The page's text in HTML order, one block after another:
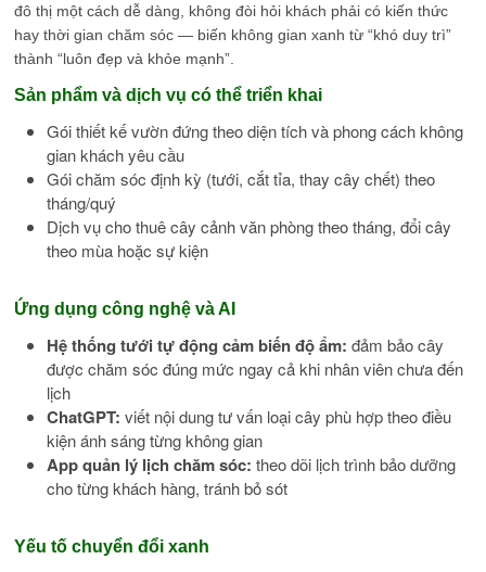
đô thị một cách dễ dàng, không đòi hỏi khách phải có kiến thức
hay thời gian chăm sóc — biến không gian xanh từ “khó duy trì”
thành “luôn đẹp và khỏe mạnh”.
Sản phẩm và dịch vụ có thể triển khai
Gói thiết kế vườn đứng theo diện tích và phong cách không
gian khách yêu cầu
Gói chăm sóc định kỳ (tưới, cắt tỉa, thay cây chết) theo
tháng/quý
Dịch vụ cho thuê cây cảnh văn phòng theo tháng, đổi cây
theo mùa hoặc sự kiện
Ứng dụng công nghệ và AI
Hệ thống tưới tự động cảm biến độ ẩm: đảm bảo cây
được chăm sóc đúng mức ngay cả khi nhân viên chưa đến
lịch
ChatGPT: viết nội dung tư vấn loại cây phù hợp theo điều
kiện ánh sáng từng không gian
App quản lý lịch chăm sóc: theo dõi lịch trình bảo dưỡng
cho từng khách hàng, tránh bỏ sót
Yếu tố chuyển đổi xanh